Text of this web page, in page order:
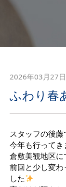
2026年03月27日
ふわり春
スタッフの後藤
今年も行ってき
倉敷美観地区に
前回と少し変
した